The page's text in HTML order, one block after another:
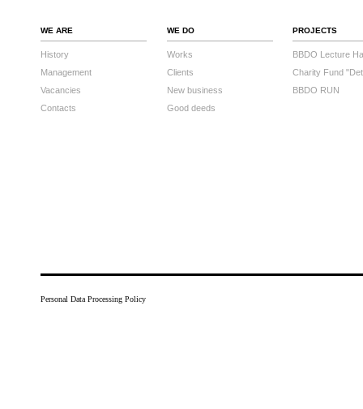
WE ARE
History
Management
Vacancies
Contacts
WE DO
Works
Clients
New business
Good deeds
PROJECTS
BBDO Lecture
Charity Fund
BBDO RUN
Personal Data Processing Policy